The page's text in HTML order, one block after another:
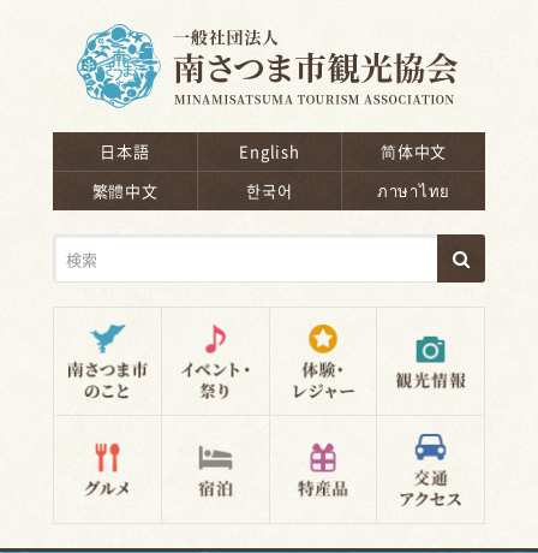
日本語 English
简体中文
繁體中文
한국어 ภาษาไทย